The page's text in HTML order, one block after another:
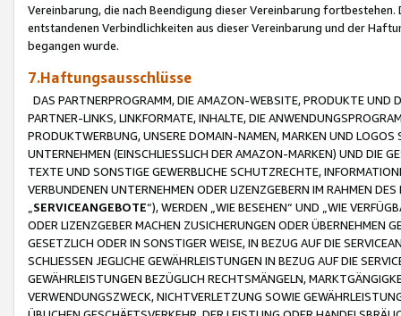
Vereinbarung, die nach Beendigung dieser Vereinbarung
entstandenen Verbindlichkeiten aus dieser Vereinbarung und der
begangen wurde.
7.Haftungsausschlüsse
DAS PARTNERPROGRAMM, DIE AMAZON-WEBSITE, PRODUKTE UND
PARTNER-LINKS, LINKFORMATE, INHALTE, DIE
PRODUKTWERBUNG, UNSERE DOMAIN-NAMEN, MARKEN UND
UNTERNEHMEN (EINSCHLIESSLICH DER AMAZON-MARKEN) UND DIE
TEXTE UND SONSTIGE GEWERBLICHE SCHUTZRECHTE,
VERBUNDENEN UNTERNEHMEN ODER LIZENZGEBERN IM RAHMEN
SERVICEANGEBOTE“), WERDEN „WIE BESEHEN“ UND „WIE
ODER LIZENZGEBER MACHEN ZUSICHERUNGEN ODER ÜBERNEHMEN
GESETZLICH ODER IN SONSTIGER WEISE, IN BEZUG AUF DIE
SCHLIESSEN JEGLICHE GEWÄHRLEISTUNGEN IN BEZUG AUF DIE
GEWÄHRLEISTUNGEN BEZÜGLICH RECHTSMÄNGELN,
VERWENDUNGSZWECK, NICHTVERLETZUNG SOWIE